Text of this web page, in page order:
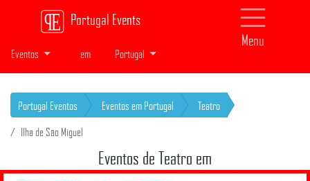
Portugal Events
Menu
Eventos em Portugal
Portugal Eventos Eventos em Portugal
Teatro
Ilha de São Miguel
Eventos de Teatro em